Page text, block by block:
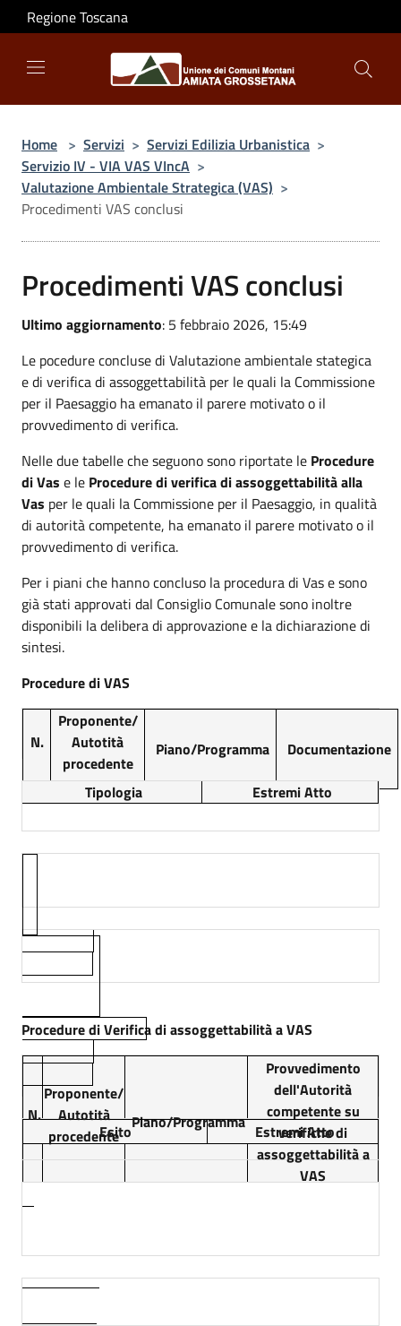
Salta al contenuto principale
Regione Toscana
Home > Servizi > Servizi Edilizia Urbanistica >
Servizio IV - VIA VAS VIncA >
Valutazione Ambientale Strategica (VAS) >
Procedimenti VAS conclusi
Procedimenti VAS conclusi
Ultimo aggiornamento: 5 febbraio 2026, 15:49
Le pocedure concluse di Valutazione ambientale stategica
e di verifica di assoggettabilità per le quali la Commissione
per il Paesaggio ha emanato il parere motivato o il
provvedimento di verifica.
Nelle due tabelle che seguono sono riportate le Procedure
di Vas e le Procedure di verifica di assoggettabilità alla
Vas per le quali la Commissione per il Paesaggio, in qualità
di autorità competente, ha emanato il parere motivato o il
provvedimento di verifica.
Per i piani che hanno concluso la procedura di Vas e sono
già stati approvati dal Consiglio Comunale sono inoltre
disponibili la delibera di approvazione e la dichiarazione di
sintesi.
Procedure di VAS
N.
Proponente/
Autotità
procedente
Piano/Programma Documentazione
Tipologia Estremi Atto
Procedure di Verifica di assoggettabilità a VAS
N.
Proponente/
Autotità
procedente
Piano/Programma
Provvedimento
dell'Autorità
competente su
verifiche di
assoggettabilità a
VAS
Esito Estremi Atto